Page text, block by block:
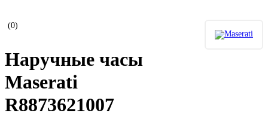
(0)
Наручные часы
Maserati
R8873621007